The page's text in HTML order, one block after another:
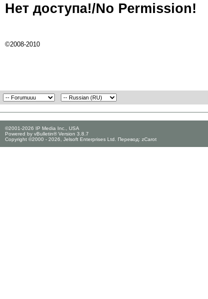
Нет доступа!/No Permission!
©2008-2010
©2001-2026 IP Media Inc., USA
Powered by vBulletin® Version 3.8.7
Copyright ©2000 - 2026, Jelsoft Enterprises Ltd. Перевод: zCarot